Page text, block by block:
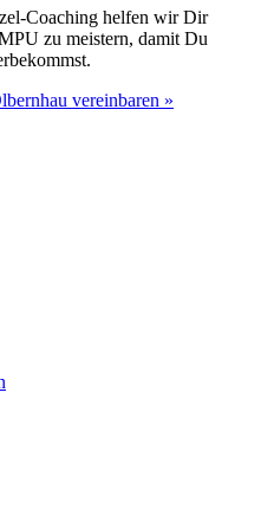
Coaching helfen wir Dir
zu meistern, damit Du
vereinbaren »